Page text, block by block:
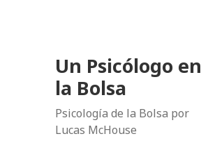
Un Psicólogo en
la Bolsa
Psicología de la Bolsa por
Lucas McHouse